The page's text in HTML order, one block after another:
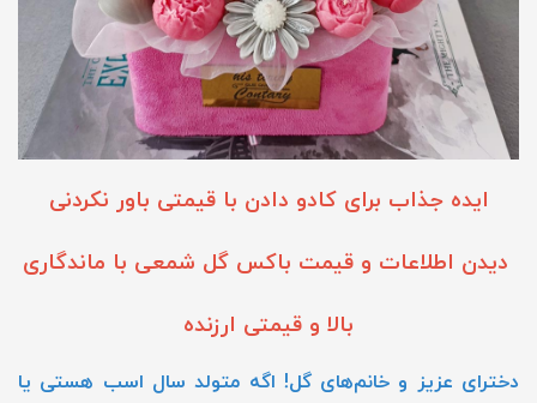
ایده جذاب برای کادو دادن با قیمتی باور نکردنی
دیدن اطلاعات و قیمت باکس گل شمعی با ماندگاری
بالا و قیمتی ارزنده
دخترای عزیز و خانم‌های گل! اگه متولد سال اسب هستی یا